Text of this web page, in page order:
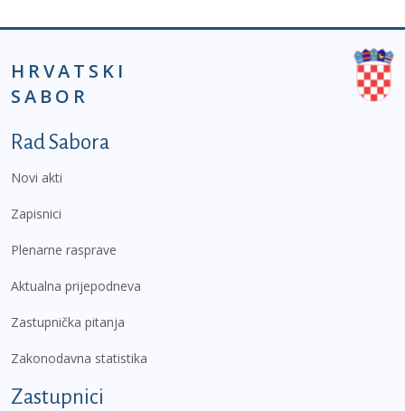
HRVATSKI
SABOR
Podnožje prvi izbornik
Rad Sabora
Novi akti
Zapisnici
Plenarne rasprave
Aktualna prijepodneva
Zastupnička pitanja
Zakonodavna statistika
Zastupnici